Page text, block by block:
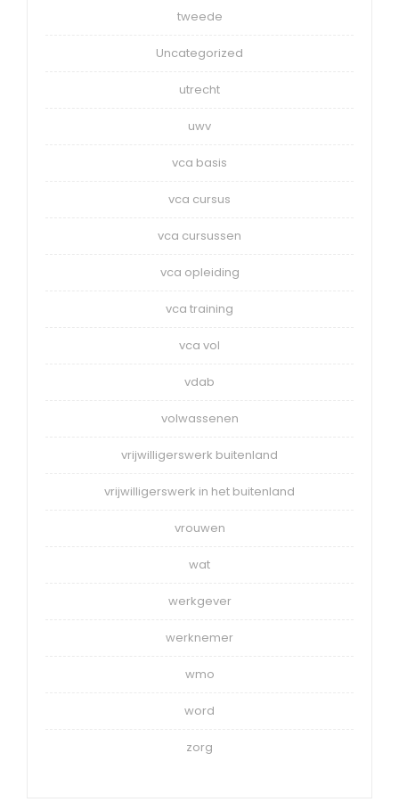
tweede
Uncategorized
utrecht
uwv
vca basis
vca cursus
vca cursussen
vca opleiding
vca training
vca vol
vdab
volwassenen
vrijwilligerswerk buitenland
vrijwilligerswerk in het buitenland
vrouwen
wat
werkgever
werknemer
wmo
word
zorg